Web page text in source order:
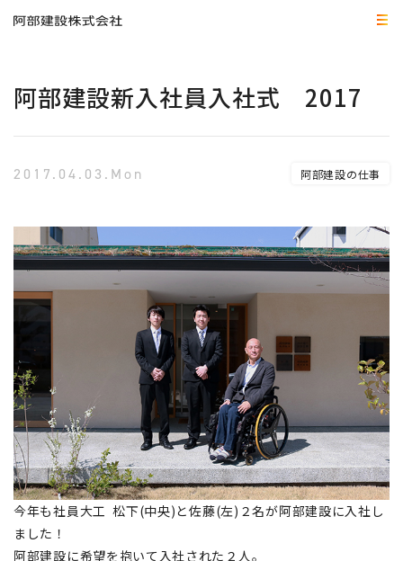
阿部建設新入社員入社式 2017
2017.04.03.Mon 阿部建設の仕事
今年も社員大工 松下(中央)と佐藤(左)２名が阿部建設に入社し
ました！
阿部建設に希望を抱いて入社された２人。